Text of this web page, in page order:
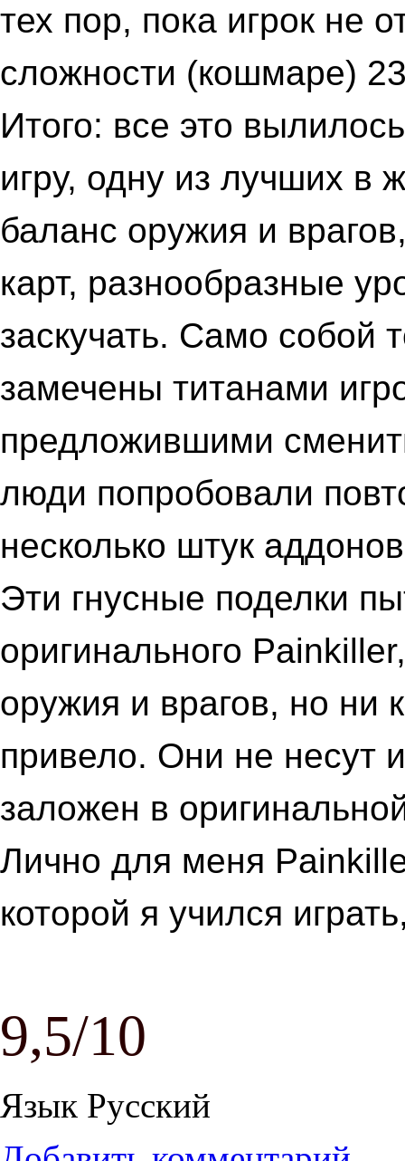
тех пор, пока игрок не
сложности (кошмаре)
Итого: все это
игру, одну из лучших в
баланс оружия и
карт, разнообразные
заскучать. Само собой
замечены титанами
предложившими
люди попробовали
несколько штук
Эти гнусные поделки
оригинального
оружия и врагов, но ни
привело. Они не несут
заложен в
Лично для меня
которой я учился
9,5/10
Язык Русский